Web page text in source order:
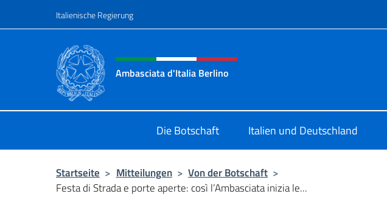
Italienische Regierung
Header-Site, Social und Menü
Ambasciata d'Italia Berlino
Die Botschaft Italien und Deutschland
Startseite > Mitteilungen > Von der Botschaft >
Festa di Strada e porte aperte: così l’Ambasciata inizia le...